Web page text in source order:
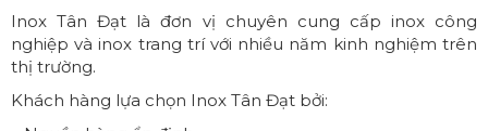
Inox Tân Đạt là đơn vị chuyên cung cấp inox công
nghiệp và inox trang trí với nhiều năm kinh nghiệm trên
thị trường.
Khách hàng lựa chọn Inox Tân Đạt bởi: